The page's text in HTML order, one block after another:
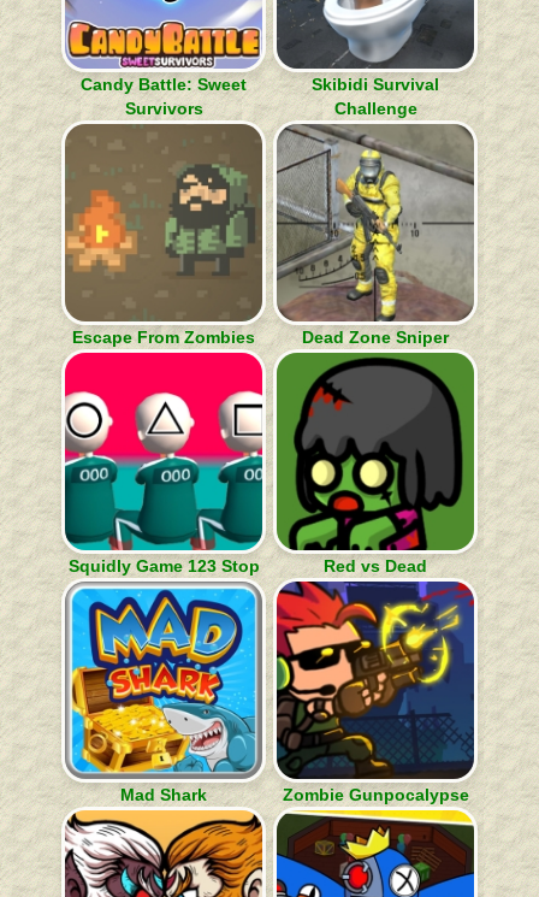
Candy Battle: Sweet
Survivors
Skibidi Survival
Challenge
Escape From Zombies Dead Zone Sniper
Squidly Game 123 Stop Red vs Dead
Mad Shark Zombie Gunpocalypse